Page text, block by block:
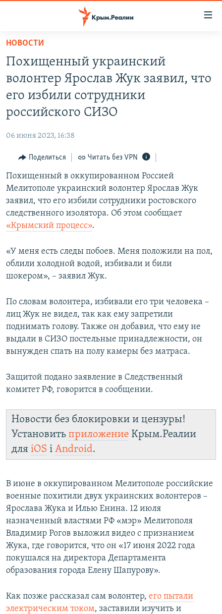
Вернуться
основному
содержанию
главной
Вернутся
поиску
СПЕЦПРОЕКТЫ
КАРТА ВОЕННЫХ ОБЪЕКТОВ КРЫМА
ИСТОРИЯ
ИНФОГРАФИКА
ТЕЛЕПРОЕКТ КРЫМ.РЕАЛИИ
СОВЕТЫ ПРАВОЗАЩИТНИКОВ
ПРОПАВШИЕ БЕЗ ВЕСТИ
ПОБЕДИТЕЛЕЙ НЕ СУДЯТ?
КРЫМ.НЕПОКОРЕННЫЙ
ELIFBE
РАДІО СВОБОДА
КАК ОБОЙТИ БЛОКИРОВКУ
Українською
Qırımtatar
ПРИСОЕДИНЯЙТЕСЬ!
Все сайты RFE/RL
НОВОСТИ
Похищенный украинский
волонтер Ярослав Жук заявил, что
его избили сотрудники
российского СИЗО
06 июня 2023, 16:38
Поделиться Читать без VPN
Похищенный в оккупированном Россией
Мелитополе украинский волонтер Ярослав Жук
заявил, что его избили сотрудники ростовского
следственного изолятора. Об этом сообщает
«Крымский процесс».
«У меня есть следы побоев. Меня положили на пол,
облили холодной водой, избивали и били
шокером», – заявил Жук.
По словам волонтера, избивали его три человека –
лиц Жук не видел, так как ему запретили
поднимать голову. Также он добавил, что ему не
выдали в СИЗО постельные принадлежности, он
вынужден спать на полу камеры без матраса.
Защитой подано заявление в Следственный
комитет РФ, говорится в сообщении.
Новости без блокировки и цензуры!
Установить приложение Крым.Реалии
для iOS і Android.
В июне в оккупированном Мелитополе российские
военные похитили двух украинских волонтеров –
Ярослава Жука и Илью Енина. 12 июля
назначенный властями РФ «мэр» Мелитополя
Владимир Рогов выложил видео с признанием
Жука, где говорится, что он «17 июня 2022 года
покушался на директора Департамента
образования города Елену Шапурову».
Как позже рассказал сам волонтер, его пытали
электрическим током, заставили изучить и